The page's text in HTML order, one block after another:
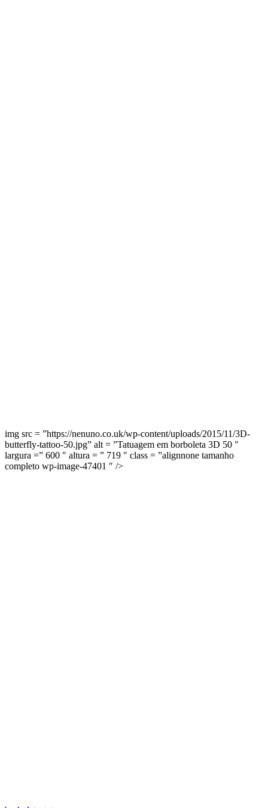
img src = ”https://nenuno.co.uk/wp-content/uploads/2015/11/3D-
butterfly-tattoo-50.jpg” alt = ”Tatuagem em borboleta 3D 50 ″
largura =” 600 ″ altura = ” 719 ″ class = ”alignnone tamanho
completo wp-image-47401 ″ />